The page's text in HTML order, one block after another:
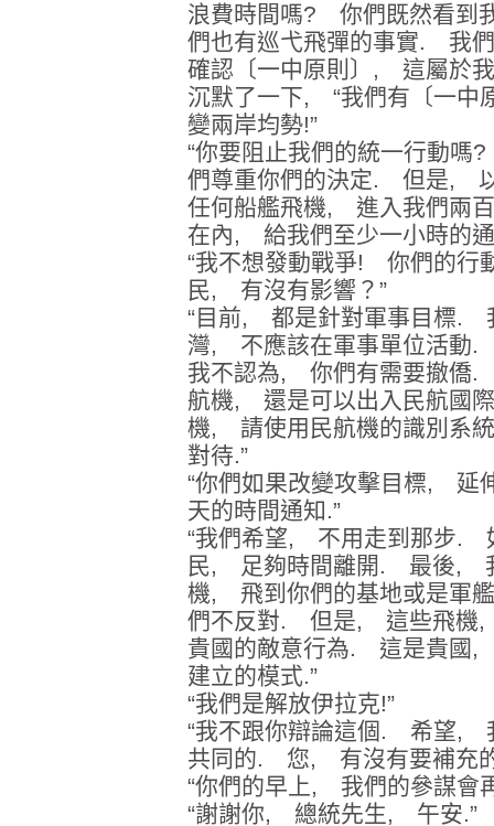
浪費時間嗎? 你們既然看
們也有巡弋飛彈的事實. 我
確認〔一中原則〕, 這屬於我
沉默了一下, “我們有〔一
變兩岸均勢!”
“你要阻止我們的統一行動
們尊重你們的決定. 但是,
任何船艦飛機, 進入我們兩
在內, 給我們至少一小時的
“我不想發動戰爭! 你們的行
民, 有沒有影響？”
“目前, 都是針對軍事目標
灣, 不應該在軍事單位活
我不認為, 你們有需要撤僑
航機, 還是可以出入民航國
機, 請使用民航機的識別系
對待.”
“你們如果改變攻擊目標, 延
天的時間通知.”
“我們希望, 不用走到那步.
民, 足夠時間離開. 最後,
機, 飛到你們的基地或是軍
們不反對. 但是, 這些飛
貴國的敵意行為. 這是貴國
建立的模式.”
“我們是解放伊拉克!”
“我不跟你辯論這個. 希望,
共同的. 您, 有沒有要補充
“你們的早上, 我們的參謀會
“謝謝你, 總統先生, 午安.”